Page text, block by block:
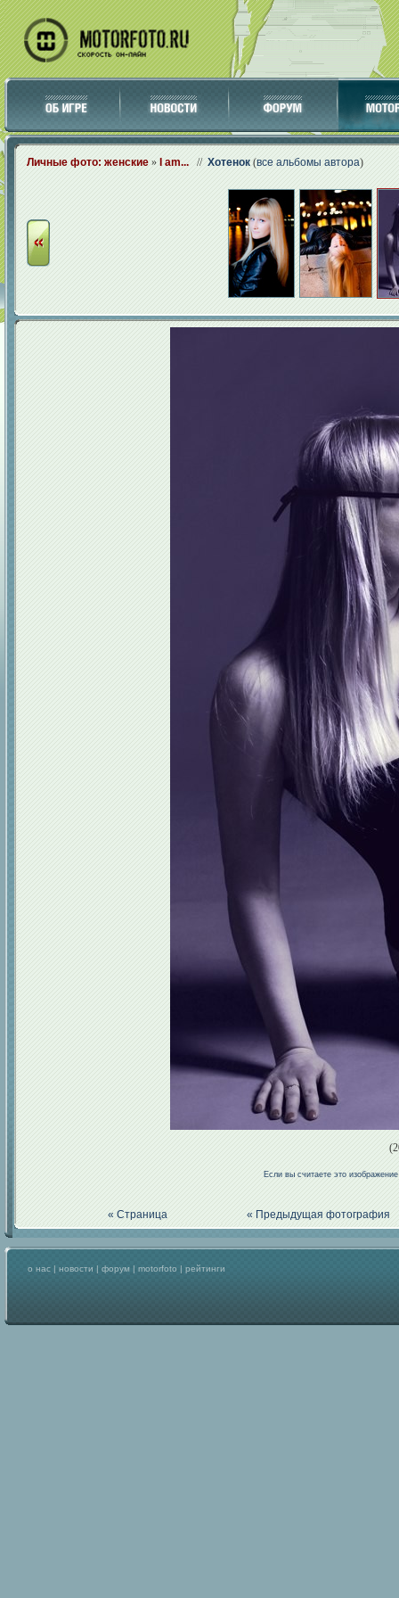
Личные фото: женские » I am... // Хотенок (все альбомы автора)
Если вы считаете это
« Страница « Предыдущая фотография
о нас | новости | форум | motorfoto | рейтинги